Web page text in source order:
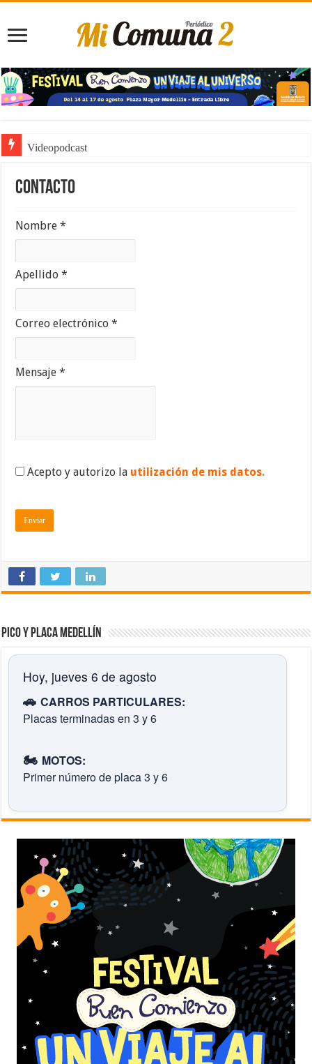
Videopodcast
Contacto
Nombre *
Apellido *
Correo electrónico *
Mensaje *
Acepto y autorizo la utilización de mis datos.
Pico y placa Medellín
Hoy, jueves 6 de agosto
🚗 CARROS PARTICULARES:
Placas terminadas en 3 y 6
🏍️ MOTOS:
Primer número de placa 3 y 6